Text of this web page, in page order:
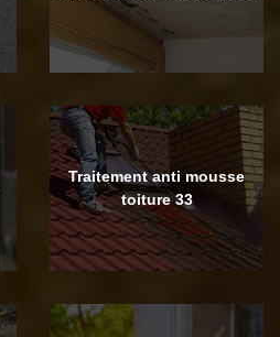
Traitement anti mousse
toiture 33